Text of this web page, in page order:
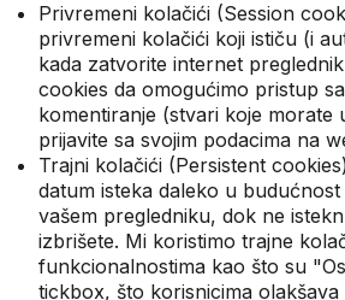
Privremeni kolačići (Session
privremeni kolačići koji ističu (i
kada zatvorite internet
cookies da omogućimo pristup
komentiranje (stvari koje morate
prijavite sa svojim podacima na
Trajni kolačići (Persistent
datum isteka daleko u
vašem pregledniku, dok ne
izbrišete. Mi koristimo trajne
funkcionalnostima kao što su
tickbox, što korisnicima